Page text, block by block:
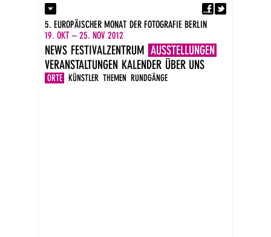
Kontakt
Presse
Impressum
DE
EN
5. EUROPÄISCHER MONAT DER FOTOGRAFIE BERLIN
19. OKT – 25. NOV 2012
NEWS FESTIVALZENTRUM AUSSTELLUNGEN
ORTE KÜNSTLER THEMEN RUNDGÄNGE
VERANSTALTUNGEN KALENDER ÜBER UNS